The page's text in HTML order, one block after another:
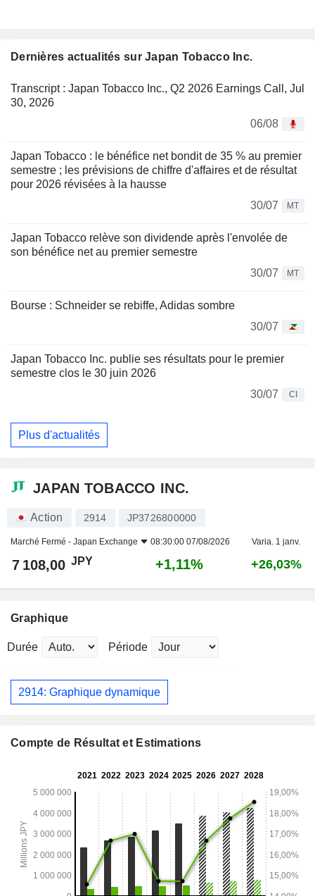
Dernières actualités sur Japan Tobacco Inc.
Transcript : Japan Tobacco Inc., Q2 2026 Earnings Call, Jul
30, 2026
06/08
Japan Tobacco : le bénéfice net bondit de 35 % au premier
semestre ; les prévisions de chiffre d'affaires et de résultat
pour 2026 révisées à la hausse
30/07
MT
Japan Tobacco relève son dividende après l'envolée de
son bénéfice net au premier semestre
30/07
MT
Bourse : Schneider se rebiffe, Adidas sombre
30/07
Japan Tobacco Inc. publie ses résultats pour le premier
semestre clos le 30 juin 2026
30/07
CI
Plus d'actualités
JAPAN TOBACCO INC.
Action 2914 JP3726800000
Marché Fermé - Japan Exchange 08:30:00 07/08/2026 Varia. 1 janv.
7 108,00 JPY +1,11% +26,03%
Graphique
Durée Période
2914: Graphique dynamique
Compte de Résultat et Estimations